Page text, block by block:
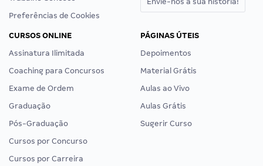
Preferências de Cookies
CURSOS ONLINE
Assinatura Ilimitada
Coaching para Concursos
Exame de Ordem
Graduação
Pós-Graduação
Cursos por Concurso
Cursos por Carreira
PÁGINAS ÚTEIS
Depoimentos
Material Grátis
Aulas ao Vivo
Aulas Grátis
Sugerir Curso